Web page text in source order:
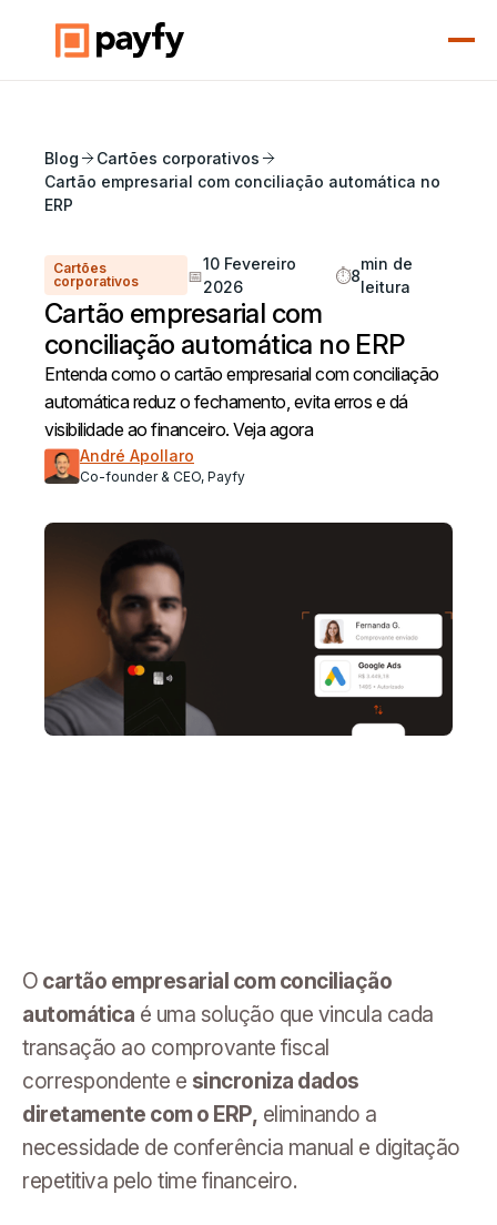
Blog
Cartões corporativos
Cartão empresarial com conciliação automática no
ERP
Cartões
corporativos
📅
10 Fevereiro
2026
⏱️8
min de
leitura
Cartão empresarial com
conciliação automática no ERP
Entenda como o cartão empresarial com conciliação
automática reduz o fechamento, evita erros e dá
visibilidade ao financeiro. Veja agora
André Apollaro
Co-founder & CEO, Payfy
O cartão empresarial com conciliação
automática é uma solução que vincula cada
transação ao comprovante fiscal
correspondente e sincroniza dados
diretamente com o ERP, eliminando a
necessidade de conferência manual e digitação
repetitiva pelo time financeiro.